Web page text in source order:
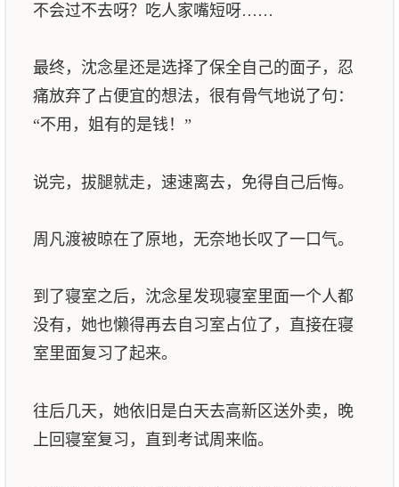
不会过不去呀？吃人家嘴短呀……
最终，沈念星还是选择了保全自己的面子，忍
痛放弃了占便宜的想法，很有骨气地说了句：
“不用，姐有的是钱！”
说完，拔腿就走，速速离去，免得自己后悔。
周凡渡被晾在了原地，无奈地长叹了一口气。
到了寝室之后，沈念星发现寝室里面一个人都
没有，她也懒得再去自习室占位了，直接在寝
室里面复习了起来。
往后几天，她依旧是白天去高新区送外卖，晚
上回寝室复习，直到考试周来临。